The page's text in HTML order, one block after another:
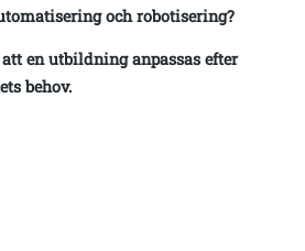
och robotisering?
en utbildning anpassas efter
behov.